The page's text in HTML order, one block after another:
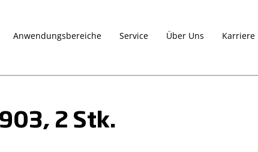
Anwendungsbereiche Service Über Uns Karriere
2 Stk.